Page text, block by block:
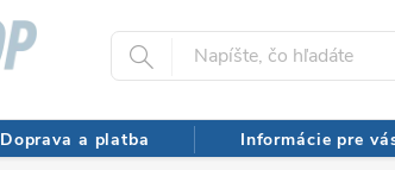
Doprava a platba Informácie pre